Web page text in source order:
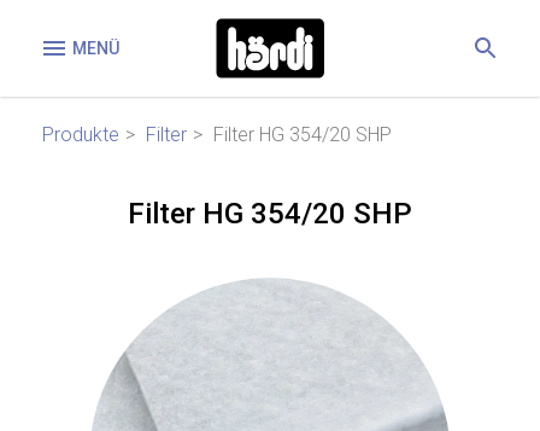
MENÜ
Produkte Filter Filter HG 354/20 SHP
Filter HG 354/20 SHP